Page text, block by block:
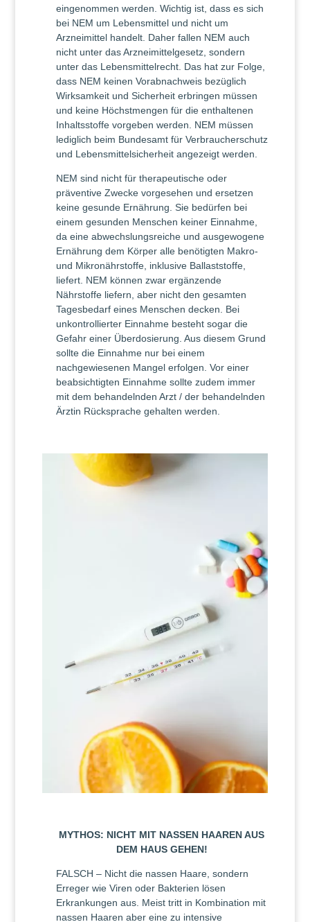
eingenommen werden. Wichtig ist, dass es sich
bei NEM um Lebensmittel und nicht um
Arzneimittel handelt. Daher fallen NEM auch
nicht unter das Arzneimittelgesetz, sondern
unter das Lebensmittelrecht. Das hat zur Folge,
dass NEM keinen Vorabnachweis bezüglich
Wirksamkeit und Sicherheit erbringen müssen
und keine Höchstmengen für die enthaltenen
Inhaltsstoffe vorgeben werden. NEM müssen
lediglich beim Bundesamt für Verbraucherschutz
und Lebensmittelsicherheit angezeigt werden.
NEM sind nicht für therapeutische oder
präventive Zwecke vorgesehen und ersetzen
keine gesunde Ernährung. Sie bedürfen bei
einem gesunden Menschen keiner Einnahme,
da eine abwechslungsreiche und ausgewogene
Ernährung dem Körper alle benötigten Makro-
und Mikronährstoffe, inklusive Ballaststoffe,
liefert. NEM können zwar ergänzende
Nährstoffe liefern, aber nicht den gesamten
Tagesbedarf eines Menschen decken. Bei
unkontrollierter Einnahme besteht sogar die
Gefahr einer Überdosierung. Aus diesem Grund
sollte die Einnahme nur bei einem
nachgewiesenen Mangel erfolgen. Vor einer
beabsichtigten Einnahme sollte zudem immer
mit dem behandelnden Arzt / der behandelnden
Ärztin Rücksprache gehalten werden.
MYTHOS: NICHT MIT NASSEN HAAREN AUS
DEM HAUS GEHEN!
FALSCH – Nicht die nassen Haare, sondern
Erreger wie Viren oder Bakterien lösen
Erkrankungen aus. Meist tritt in Kombination mit
nassen Haaren aber eine zu intensive